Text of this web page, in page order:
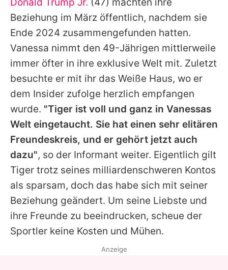
Donald Trump Jr. (47) machten ihre
Beziehung im März öffentlich, nachdem sie
Ende 2024 zusammengefunden hatten.
Vanessa nimmt den 49-Jährigen mittlerweile
immer öfter in ihre exklusive Welt mit. Zuletzt
besuchte er mit ihr das Weiße Haus, wo er
dem Insider zufolge herzlich empfangen
wurde. "Tiger ist voll und ganz in Vanessas
Welt eingetaucht. Sie hat einen sehr elitären
Freundeskreis, und er gehört jetzt auch
dazu", so der Informant weiter. Eigentlich gilt
Tiger trotz seines milliardenschweren Kontos
als sparsam, doch das habe sich mit seiner
Beziehung geändert. Um seine Liebste und
ihre Freunde zu beeindrucken, scheue der
Sportler keine Kosten und Mühen.
Anzeige